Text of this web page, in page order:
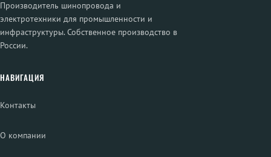
Производитель шинопровода и
электротехники для промышленности и
инфраструктуры. Собственное производство в
России.
НАВИГАЦИЯ
Контакты
О компании